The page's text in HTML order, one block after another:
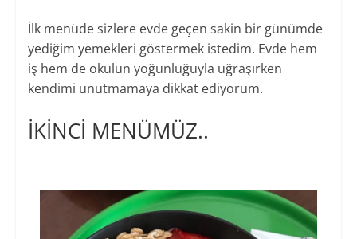
İlk menüde sizlere evde geçen sakin bir günümde
yediğim yemekleri göstermek istedim. Evde hem
iş hem de okulun yoğunluğuyla uğraşırken
kendimi unutmamaya dikkat ediyorum.
İKİNCİ MENÜMÜZ..